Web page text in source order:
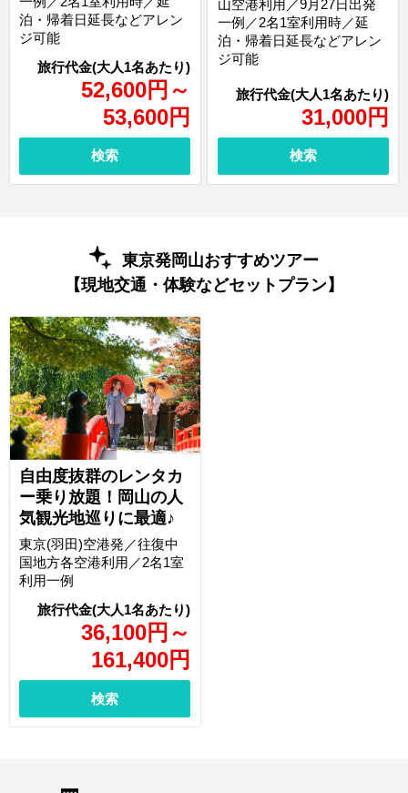
52,600円 ～
53,600円
泊・帰着日延長などアレン
ジ可能
検索
31,000円
山空港利用／9月27日出発
一例／2名1室利用時／延
泊・帰着日延長などアレン
ジ可能
検索
東京発岡山おすすめツアー
【現地交通・体験などセットプラン】
自由度抜群のレンタカ
ー乗り放題！岡山の人
気観光地巡りに最適♪
36,100円 ～
161,400円
東京(羽田)空港発／往復中
国地方各空港利用／2名1室
利用一例
検索